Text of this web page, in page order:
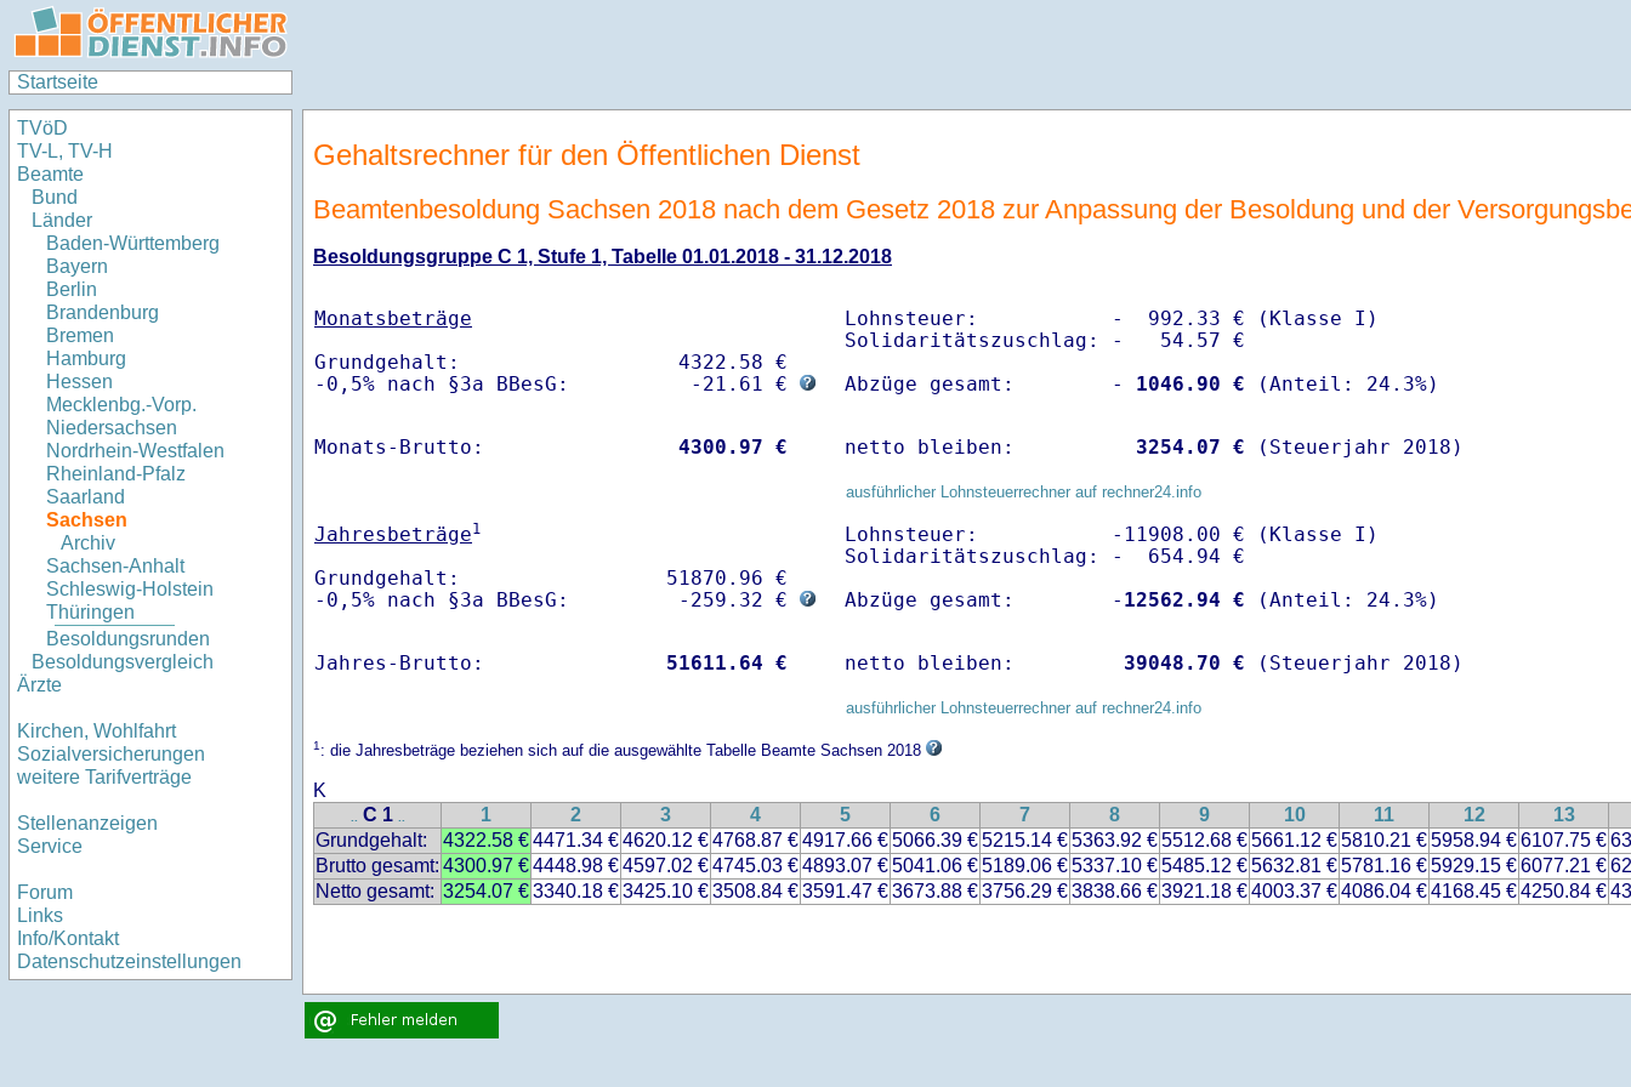
Startseite
TVöD
TV-L, TV-H
Beamte
Bund
Länder
Baden-Württemberg
Bayern
Berlin
Brandenburg
Bremen
Hamburg
Hessen
Mecklenbg.-Vorp.
Niedersachsen
Nordrhein-Westfalen
Rheinland-Pfalz
Saarland
Sachsen
Archiv
Sachsen-Anhalt
Schleswig-Holstein
Thüringen
Besoldungsrunden
Besoldungsvergleich
Ärzte
Kirchen, Wohlfahrt
Sozialversicherungen
weitere Tarifverträge
Stellenanzeigen
Service
Forum
Links
Info/Kontakt
Datenschutzeinstellungen
Gehaltsrechner für den Öffentlichen Dienst
Beamtenbesoldung Sachsen 2018 nach dem Gesetz 2018 zur Anpassung der Besoldung und der
Besoldungsgruppe C 1, Stufe 1, Tabelle 01.01.2018 - 31.12.2018
Monatsbeträge
Grundgehalt:                  4322.58 €
-0,5% nach §3a BBesG:          -21.61 €
Lohnsteuer:           -  992.33 € (Klasse I)
Solidaritätszuschlag: -   54.57 €
Abzüge gesamt:        -
1046.90 €
Monats-Brutto: 4300.97 € netto bleiben: 3254.07 € (Steuerjahr 2018)
ausführlicher Lohnsteuerrechner auf rechner24.info
Jahresbeträge1
Grundgehalt:                 51870.96 €
-0,5% nach §3a BBesG:         -259.32 €
Lohnsteuer:           -11908.00 € (Klasse I)
Solidaritätszuschlag: -  654.94 €
Abzüge gesamt:        - 12562.94 €
Jahres-Brutto: 51611.64 € netto bleiben: 39048.70 € (Steuerjahr 2018)
ausführlicher Lohnsteuerrechner auf rechner24.info
1: die Jahresbeträge beziehen sich auf die ausgewählte Tabelle Beamte Sachsen 2018
K
.. C 1 .. 1 2 3 4 5 6 7 8 9 10 11 12
13
Grundgehalt:
4322.58 €4471.34 €4620.12 €4768.87 €4917.66 €5066.39 €5215.14 €5363.92 €5512.68 €5661.12 €5810.21 €5958.94 €6107.75 €
Brutto gesamt: 4300.97 €4448.98 €4597.02 €4745.03 €4893.07 €5041.06 €5189.06 €5337.10 €5485.12 €5632.81 €5781.16 €5929.15 €6077.21 €
Netto gesamt: 3254.07 €3340.18 €3425.10 €3508.84 €3591.47 €3673.88 €3756.29 €3838.66 €3921.18 €4003.37 €4086.04 €4168.45 €4250.84 €